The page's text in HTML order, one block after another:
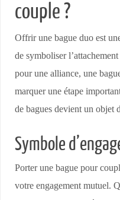
couple ?
Offrir une bague duo est
de symboliser
pour une alliance, une
marquer une étape
de bagues devient un objet
Symbole
Porter une bague pour
votre engagement mutuel.